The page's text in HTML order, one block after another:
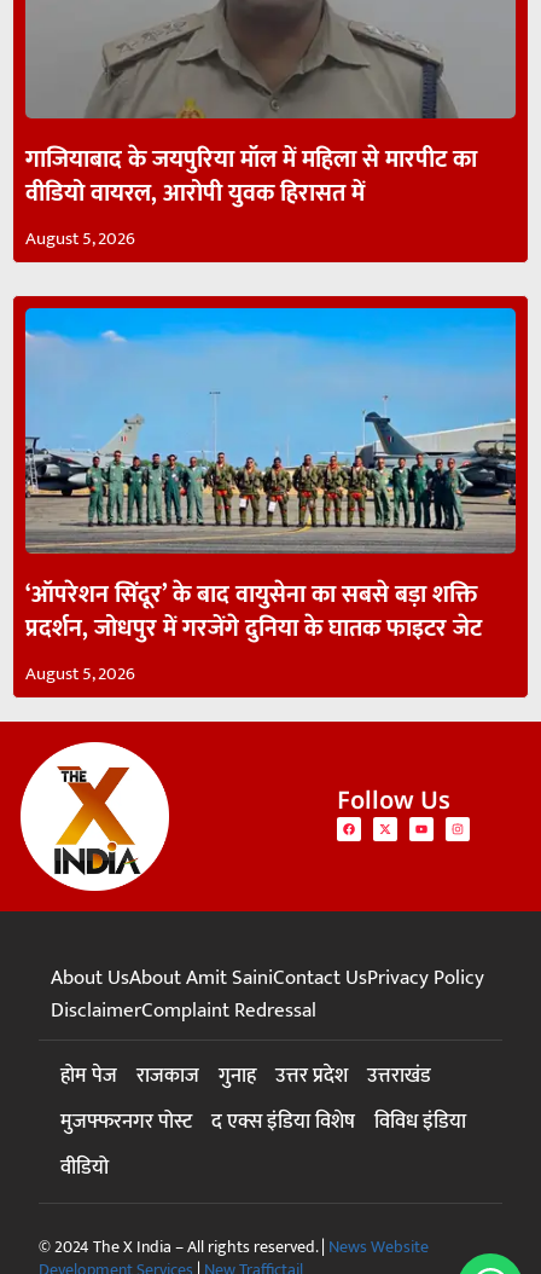
गाजियाबाद के जयपुरिया मॉल में महिला से मारपीट का
वीडियो वायरल, आरोपी युवक हिरासत में
August 5, 2026
‘ऑपरेशन सिंदूर’ के बाद वायुसेना का सबसे बड़ा शक्ति
प्रदर्शन, जोधपुर में गरजेंगे दुनिया के घातक फाइटर जेट
August 5, 2026
Follow Us
About UsAbout Amit SainiContact UsPrivacy Policy
DisclaimerComplaint Redressal
होम पेज राजकाज गुनाह उत्तर प्रदेश उत्तराखंड
मुजफ्फरनगर पोस्ट द एक्स इंडिया विशेष विविध इंडिया
वीडियो
© 2024 The X India – All rights reserved. | News Website